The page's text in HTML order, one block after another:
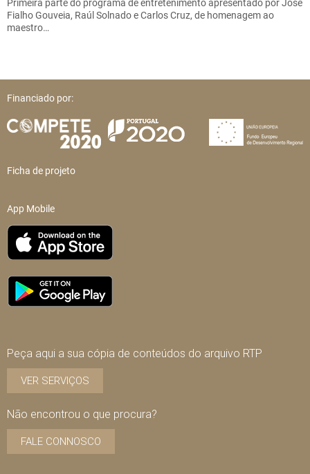
Primeira parte do programa de entretenimento apresentado por José
Fialho Gouveia, Raúl Solnado e Carlos Cruz, de homenagem ao
maestro…
Financiado por:
Ficha de projeto
App Mobile
Peça aqui a sua cópia de conteúdos do arquivo RTP
VER SERVIÇOS
Não encontrou o que procura?
FALE CONNOSCO